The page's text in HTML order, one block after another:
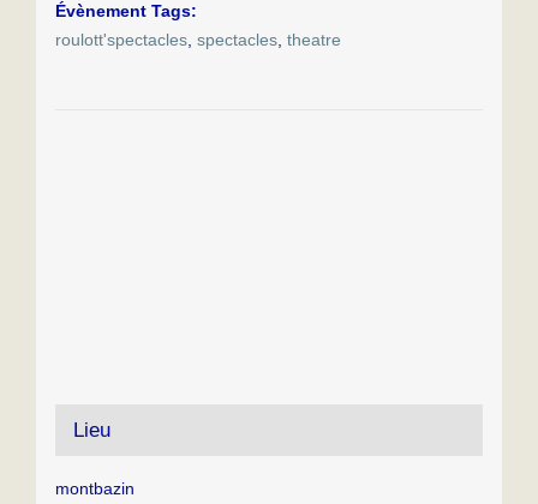
Évènement Tags:
roulott'spectacles, spectacles, theatre
Lieu
montbazin